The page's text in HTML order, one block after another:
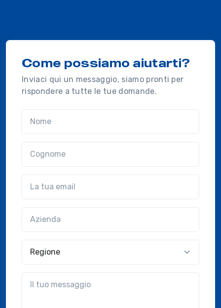
Come possiamo aiutarti?
Inviaci qui un messaggio, siamo pronti per
rispondere a tutte le tue domande.